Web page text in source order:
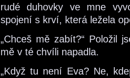
rudé duhovky ve mne
spojení s krví, která ležela
„Chceš mě zabít?“ Položil
mě v té chvíli napadla.
„Když tu není Eva? Ne,